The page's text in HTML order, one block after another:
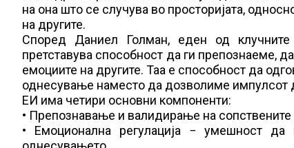
на она што се случува во просторијата,
на другите.
Според Даниел Голман, еден од клучните
претставува способност да ги препознаеме,
емоциите на другите. Таа е способност да
однесување наместо да дозволиме импулсот
ЕИ има четири основни компоненти:
• Препознавање и валидирање на
• Емоционална регулација − умешност